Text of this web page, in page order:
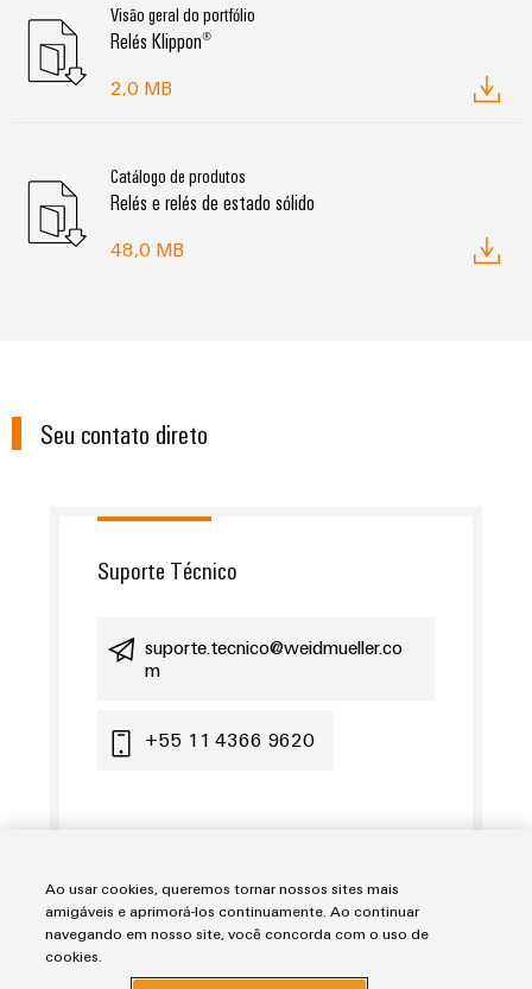
Visão geral do portfólio
Relés Klippon®
2,0 MB
Catálogo de produtos
Relés e relés de estado sólido
48,0 MB
Seu contato direto
Suporte Técnico
suporte.tecnico@weidmueller.co
m
+55 11 4366 9620
Ao usar cookies, queremos tornar nossos sites mais
amigáveis e aprimorá-los continuamente. Ao continuar
navegando em nosso site, você concorda com o uso de
cookies.